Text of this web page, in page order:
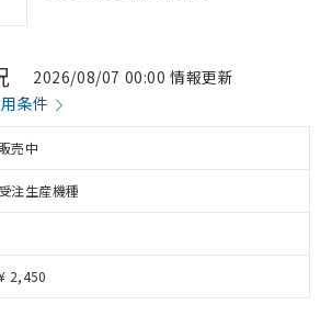
2026/08/07 00:00 情報更新
条件
販売中
受注生産機種
2,450